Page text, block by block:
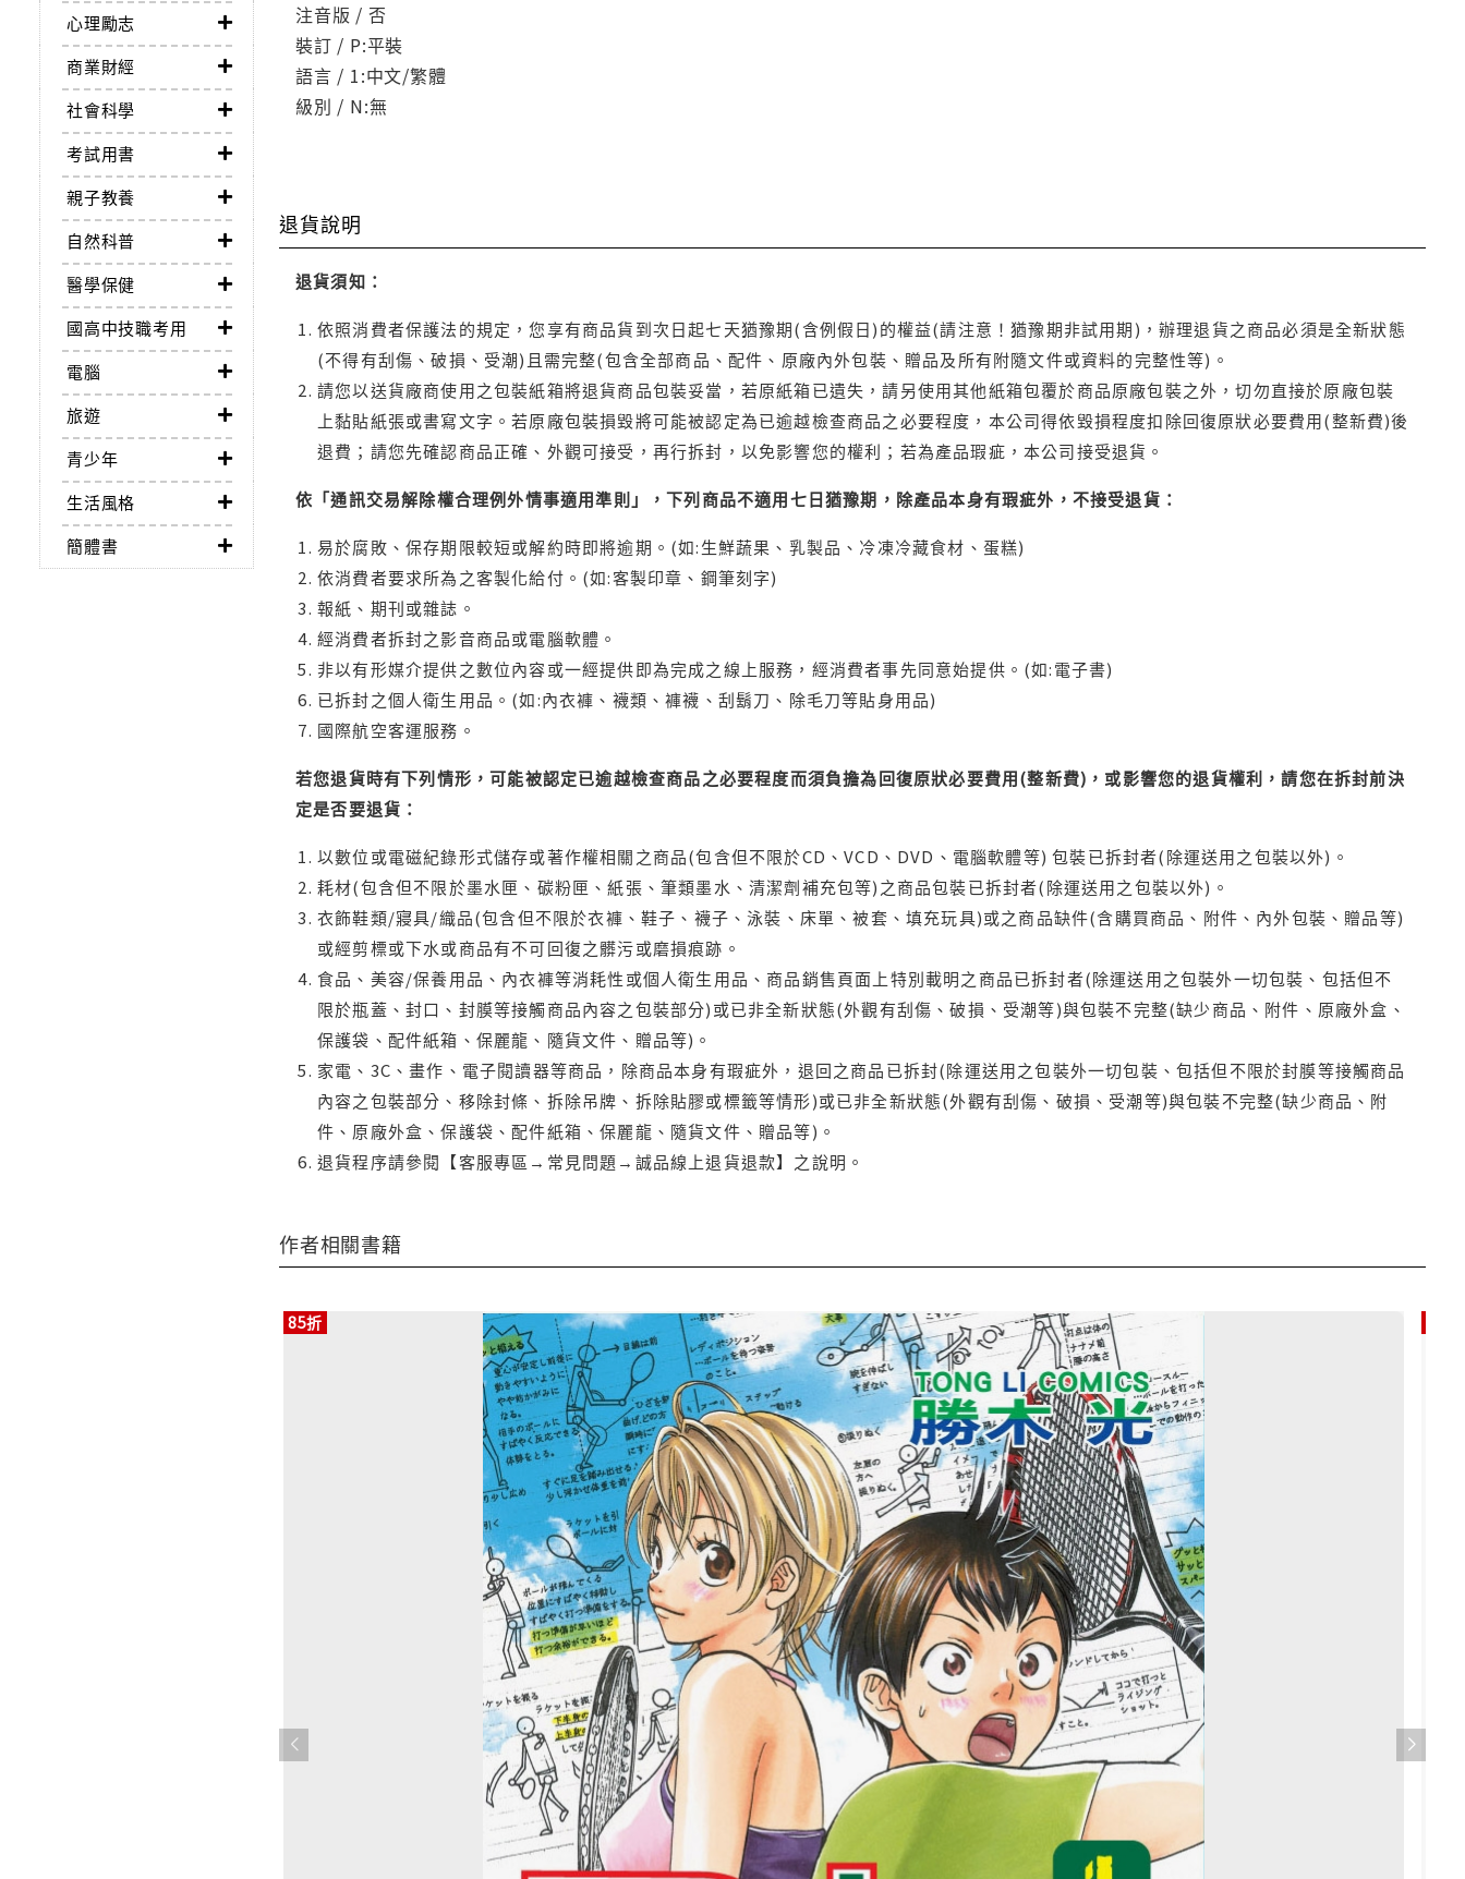
心理勵志
商業財經
社會科學
考試用書
親子教養
自然科普
醫學保健
國高中技職考用
電腦
旅遊
青少年
生活風格
簡體書
注音版 / 否
裝訂 / P:平裝
語言 / 1:中文/繁體
級別 / N:無
退貨說明
退貨須知：
依照消費者保護法的規定，您享有商品貨到次日起七天猶豫期(含例假日)的權益(請注意！猶豫期非試用期)，辦理退貨之商品必須是全新狀態
(不得有刮傷、破損、受潮)且需完整(包含全部商品、配件、原廠內外包裝、贈品及所有附隨文件或資料的完整性等)。
請您以送貨廠商使用之包裝紙箱將退貨商品包裝妥當，若原紙箱已遺失，請另使用其他紙箱包覆於商品原廠包裝之外，切勿直接於原廠包裝
上黏貼紙張或書寫文字。若原廠包裝損毀將可能被認定為已逾越檢查商品之必要程度，本公司得依毀損程度扣除回復原狀必要費用(整新費)後
退費；請您先確認商品正確、外觀可接受，再行拆封，以免影響您的權利；若為產品瑕疵，本公司接受退貨。
依「通訊交易解除權合理例外情事適用準則」，下列商品不適用七日猶豫期，除產品本身有瑕疵外，不接受退貨：
易於腐敗、保存期限較短或解約時即將逾期。(如:生鮮蔬果、乳製品、冷凍冷藏食材、蛋糕)
依消費者要求所為之客製化給付。(如:客製印章、鋼筆刻字)
報紙、期刊或雜誌。
經消費者拆封之影音商品或電腦軟體。
非以有形媒介提供之數位內容或一經提供即為完成之線上服務，經消費者事先同意始提供。(如:電子書)
已拆封之個人衛生用品。(如:內衣褲、襪類、褲襪、刮鬍刀、除毛刀等貼身用品)
國際航空客運服務。
若您退貨時有下列情形，可能被認定已逾越檢查商品之必要程度而須負擔為回復原狀必要費用(整新費)，或影響您的退貨權利，請您在拆封前決
定是否要退貨：
以數位或電磁紀錄形式儲存或著作權相關之商品(包含但不限於CD、VCD、DVD、電腦軟體等) 包裝已拆封者(除運送用之包裝以外)。
耗材(包含但不限於墨水匣、碳粉匣、紙張、筆類墨水、清潔劑補充包等)之商品包裝已拆封者(除運送用之包裝以外)。
衣飾鞋類/寢具/織品(包含但不限於衣褲、鞋子、襪子、泳裝、床單、被套、填充玩具)或之商品缺件(含購買商品、附件、內外包裝、贈品等)
或經剪標或下水或商品有不可回復之髒污或磨損痕跡。
食品、美容/保養用品、內衣褲等消耗性或個人衛生用品、商品銷售頁面上特別載明之商品已拆封者(除運送用之包裝外一切包裝、包括但不
限於瓶蓋、封口、封膜等接觸商品內容之包裝部分)或已非全新狀態(外觀有刮傷、破損、受潮等)與包裝不完整(缺少商品、附件、原廠外盒、
保護袋、配件紙箱、保麗龍、隨貨文件、贈品等)。
家電、3C、畫作、電子閱讀器等商品，除商品本身有瑕疵外，退回之商品已拆封(除運送用之包裝外一切包裝、包括但不限於封膜等接觸商品
內容之包裝部分、移除封條、拆除吊牌、拆除貼膠或標籤等情形)或已非全新狀態(外觀有刮傷、破損、受潮等)與包裝不完整(缺少商品、附
件、原廠外盒、保護袋、配件紙箱、保麗龍、隨貨文件、贈品等)。
退貨程序請參閱【客服專區→常見問題→誠品線上退貨退款】之說明。
作者相關書籍
85折